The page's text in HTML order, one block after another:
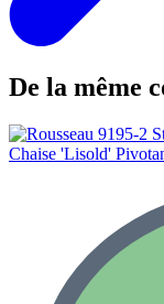
De la même
Chaise 'Lisold'